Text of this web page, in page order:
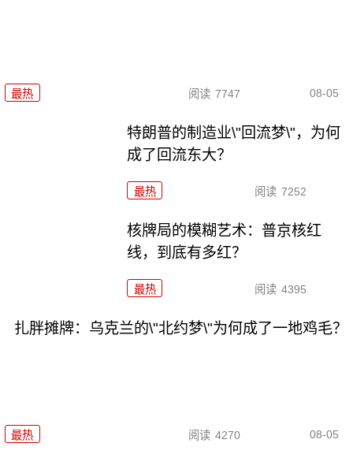
最热 阅读 7747 08-05
特朗普的制造业\"回流梦\"，为何
成了回流东大？
最热 阅读 7252
核牌局的模糊艺术：普京核红
线，到底有多红？
最热 阅读 4395
扎胖摊牌：乌克兰的\"北约梦\"为何成了一地鸡毛？
最热 阅读 4270 08-05